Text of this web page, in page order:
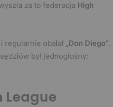
za to federacja High
regularnie obalał „Don Diego”.
był jednogłośny:
League